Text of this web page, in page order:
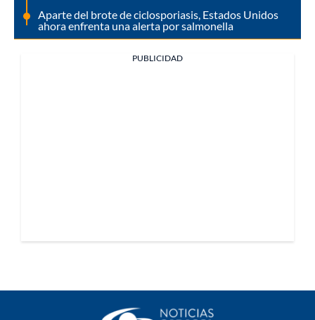
Aparte del brote de ciclosporiasis, Estados Unidos
ahora enfrenta una alerta por salmonella
PUBLICIDAD